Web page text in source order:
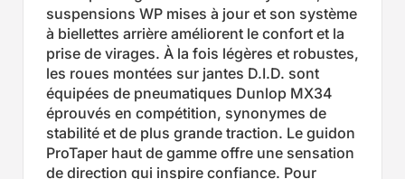
suspensions WP mises à jour et son système
à biellettes arrière améliorent le confort et la
prise de virages. À la fois légères et robustes,
les roues montées sur jantes D.I.D. sont
équipées de pneumatiques Dunlop MX34
éprouvés en compétition, synonymes de
stabilité et de plus grande traction. Le guidon
ProTaper haut de gamme offre une sensation
de direction qui inspire confiance. Pour